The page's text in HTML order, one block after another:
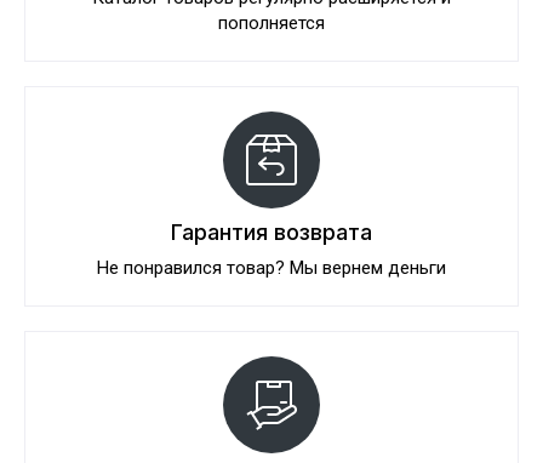
пополняется
Гарантия возврата
Не понравился товар? Мы вернем деньги